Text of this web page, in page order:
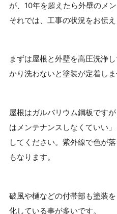
が、10年を超えたら外壁のメ
それでは、工事の状況をお伝
まずは屋根と外壁を高圧洗浄
かり洗わないと塗装が定着しま
屋根はガルバリウム鋼板です
はメンテナンスしなくていい
してください。紫外線で色が
もなります。
破風や樋などの付帯部も塗装
化している事が多いです。